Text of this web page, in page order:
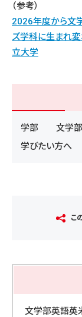
（参考）
2026年度から文
ズ学科に生まれ
立大学
学部 文学部
学びたい方へ
こ
文学部英語英